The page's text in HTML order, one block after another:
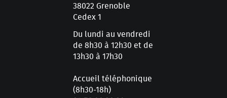
38022 Grenoble
Cedex 1
Du lundi au vendredi
de 8h30 à 12h30 et de
13h30 à 17h30
Accueil téléphonique
(8h30-18h)